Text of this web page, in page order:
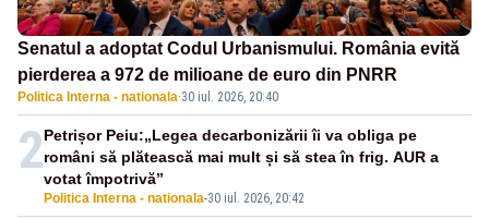
Senatul a adoptat Codul Urbanismului. România evită
pierderea a 972 de milioane de euro din PNRR
Politica Interna - nationala·30 iul. 2026, 20:40
2
Politica Interna - nationala-30 iul. 2026, 20:42
Petrișor Peiu:„Legea decarbonizării îi va obliga pe
români să plătească mai mult și să stea în frig. AUR a
votat împotrivă”